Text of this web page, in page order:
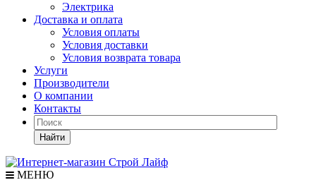
Электрика
Доставка и оплата
Условия оплаты
Условия доставки
Условия возврата товара
Услуги
Производители
О компании
Контакты
Найти
МЕНЮ